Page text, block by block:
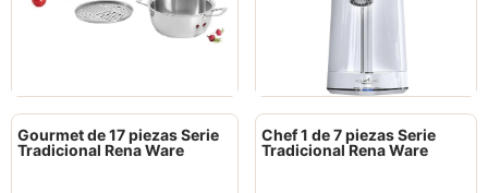
Gourmet de 17 piezas Serie
Tradicional Rena Ware
Chef 1 de 7 piezas Serie
Tradicional Rena Ware